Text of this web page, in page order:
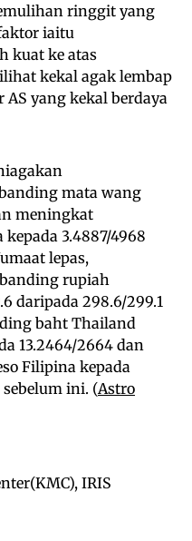
ringgit yang
iaitu
kuat ke atas
kekal agak lembap
yang kekal berdaya
mata wang
meningkat
3.4887/4968
lepas,
rupiah
daripada 298.6/299.1
baht Thailand
13.2464/2664 dan
Filipina kepada
sebelum ini. (Astro
IRIS